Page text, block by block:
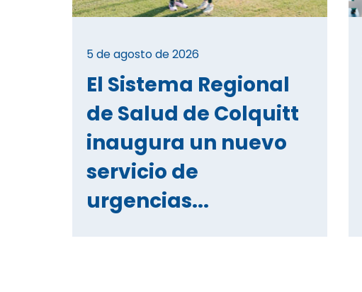
5 de agosto de 2026
El Sistema Regional
de Salud de Colquitt
inaugura un nuevo
servicio de
urgencias...